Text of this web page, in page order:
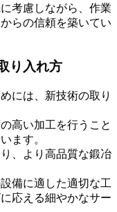
考慮しながら、作業
らの信頼を築いてい
り入れ方
には、新技術の取り
高い加工を行うこと
ます。
、より高品質な鍛冶
備に適した適切な工
応える細やかなサー